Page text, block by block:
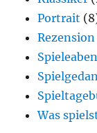
Portrait
Rezension
Was